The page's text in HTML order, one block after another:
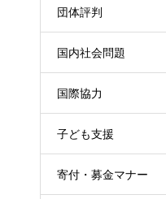
団体評判
国内社会問題
国際協力
子ども支援
寄付・募金マナー